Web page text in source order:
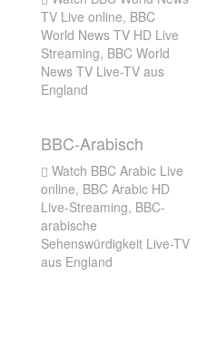
TV Live online, BBC
World News TV HD Live
Streaming, BBC World
News TV Live-TV aus
England
BBC-Arabisch
Watch BBC Arabic Live
online, BBC Arabic HD
Live-Streaming, BBC-
arabische
Sehenswürdigkeit Live-TV
aus England